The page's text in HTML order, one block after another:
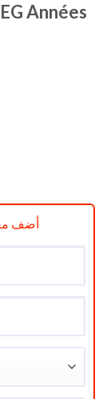
Années
د.ج 37500.
أضف